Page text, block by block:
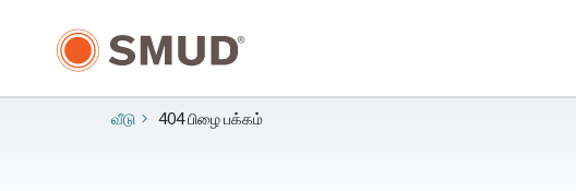
உள்ளடக்கத்திற்கு
வீடு 404 பிழை பக்கம்